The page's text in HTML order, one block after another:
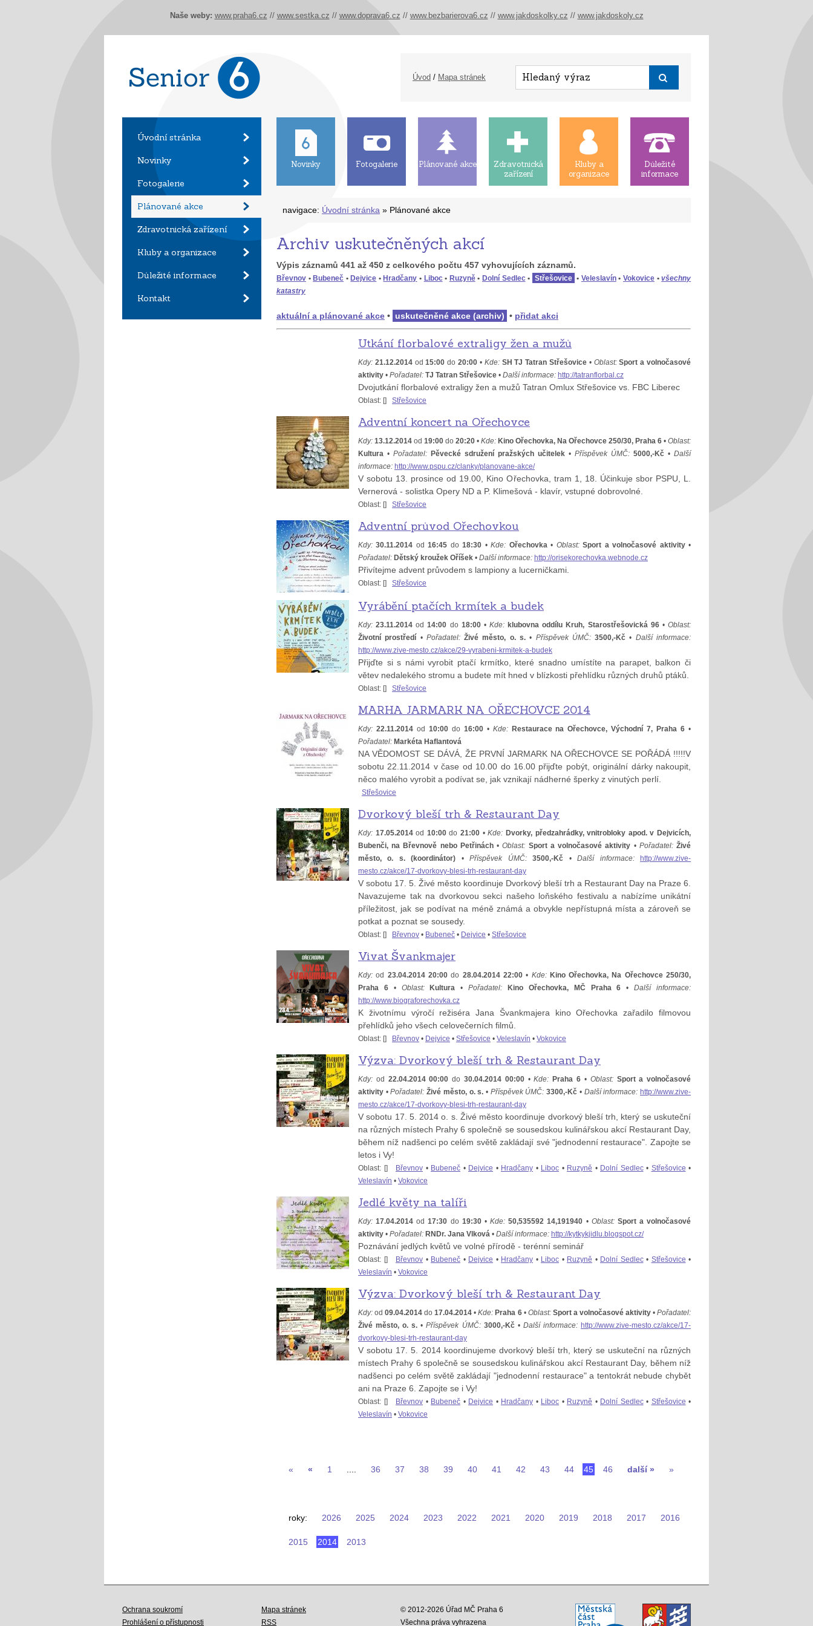
Úvod / Mapa stránek
Úvodní stránka
Novinky
Fotogalerie
Plánované akce
Zdravotnická zařízení
Kluby a organizace
Důležité informace
Kontakt
Novinky Fotogalerie Plánované akce
Zdravotnická
zařízení
Kluby a
organizace
Důležité
informace
navigace: Úvodní stránka » Plánované akce
Archiv uskutečněných akcí
Výpis záznamů 441 až 450 z celkového počtu 457 vyhovujících záznamů.
Břevnov •Bubeneč •Dejvice •Hradčany • Liboc• Ruzyně• Dolní Sedlec• Střešovice • Veleslavín• Vokovice•všechny
katastry
aktuální a plánované akce • uskutečněné akce (archiv) • přidat akci
Utkání florbalové extraligy žen a mužů
Kdy: 21.12.2014od15:00 do20:00 • Kde: SH TJ Tatran Střešovice• Oblast: Sport a volnočasové
aktivity • Pořadatel: TJ Tatran Střešovice • Další informace: http://tatranflorbal.cz
Dvojutkání florbalové extraligy žen a mužů Tatran Omlux Střešovice vs. FBC Liberec
Oblast: [] Střešovice
Adventní koncert na Ořechovce
Kdy: 13.12.2014 od 19:00 do 20:20 • Kde: Kino Ořechovka, Na Ořechovce 250/30, Praha 6 • Oblast:
Kultura • Pořadatel: Pěvecké sdružení pražských učitelek • Příspěvek ÚMČ: 5000,-Kč • Další
informace: http://www.pspu.cz/clanky/planovane-akce/
V sobotu 13. prosince od 19.00, Kino Ořechovka, tram 1, 18. Účinkuje sbor PSPU, L.
Vernerová - solistka Opery ND a P. Klimešová - klavír, vstupné dobrovolné.
Oblast: [] Střešovice
Adventní průvod Ořechovkou
Kdy: 30.11.2014 od16:45 do18:30 •Kde: Ořechovka • Oblast: Sport a volnočasové aktivity•
Pořadatel: Dětský kroužek Oříšek • Další informace: http://orisekorechovka.webnode.cz
Přivítejme advent průvodem s lampiony a lucerničkami.
Oblast: [] Střešovice
Vyrábění ptačích krmítek a budek
Kdy: 23.11.2014 od14:00 do 18:00•Kde: klubovna oddílu Kruh, Starostřešovická 96•Oblast:
Životní prostředí • Pořadatel: Živé město, o. s. • Příspěvek ÚMČ: 3500,-Kč • Další informace:
http://www.zive-mesto.cz/akce/29-vyrabeni-krmitek-a-budek
Přijďte si s námi vyrobit ptačí krmítko, které snadno umístíte na parapet, balkon či
větev nedalekého stromu a budete mít hned v blízkosti přehlídku různých druhů ptáků.
Oblast: [] Střešovice
MARHA JARMARK NA OŘECHOVCE 2014
Kdy: 22.11.2014od 10:00do 16:00• Kde: Restaurace na Ořechovce, Východní 7, Praha 6 •
Pořadatel: Markéta Haflantová
NA VĚDOMOST SE DÁVÁ, ŽE PRVNÍ JARMARK NA OŘECHOVCE SE POŘÁDÁ !!!!!V
sobotu 22.11.2014 v čase od 10.00 do 16.00 přijďte pobýt, originální dárky nakoupit,
něco malého vyrobit a podívat se, jak vznikají nádherné šperky z vinutých perlí.
Střešovice
Dvorkový bleší trh & Restaurant Day
Kdy: 17.05.2014od 10:00do21:00 •Kde: Dvorky, předzahrádky, vnitrobloky apod. v Dejvicích,
Bubenči, na Břevnově nebo Petřinách•Oblast: Sport a volnočasové aktivity • Pořadatel: Živé
město, o. s. (koordinátor) •Příspěvek ÚMČ: 3500,-Kč •Další informace:
http://www.zive-
mesto.cz/akce/17-dvorkovy-blesi-trh-restaurant-day
V sobotu 17. 5. Živé město koordinuje Dvorkový bleší trh a Restaurant Day na Praze 6.
Navazujeme tak na dvorkovou sekci našeho loňského festivalu a nabízíme unikátní
příležitost, jak se podívat na méně známá a obvykle nepřístupná místa a zároveň se
potkat a poznat se sousedy.
Oblast: [] Břevnov • Bubeneč • Dejvice • Střešovice
Vivat Švankmajer
Kdy: od 23.04.2014 20:00do 28.04.2014 22:00• Kde: Kino Ořechovka, Na Ořechovce 250/30,
Praha 6• Oblast: Kultura •Pořadatel: Kino Ořechovka, MČ Praha 6 •Další informace:
http://www.biograforechovka.cz
K životnímu výročí režiséra Jana Švankmajera kino Ořechovka zařadilo filmovou
přehlídků jeho všech celovečerních filmů.
Oblast: [] Břevnov • Dejvice • Střešovice • Veleslavín • Vokovice
Výzva: Dvorkový bleší trh & Restaurant Day
Kdy: od 22.04.2014 00:00 do30.04.2014 00:00•Kde: Praha 6 • Oblast: Sport a volnočasové
aktivity •Pořadatel: Živé město, o. s. • Příspěvek ÚMČ: 3300,-Kč • Další informace: http://www.zive-
mesto.cz/akce/17-dvorkovy-blesi-trh-restaurant-day
V sobotu 17. 5. 2014 o. s. Živé město koordinuje dvorkový bleší trh, který se uskuteční
na různých místech Prahy 6 společně se sousedskou kulinářskou akcí Restaurant Day,
během níž nadšenci po celém světě zakládají své "jednodenní restaurace". Zapojte se
letos i Vy!
Oblast: [] Břevnov • Bubeneč • Dejvice • Hradčany • Liboc • Ruzyně • Dolní Sedlec• Střešovice •
Veleslavín • Vokovice
Jedlé květy na talíři
Kdy: 17.04.2014 od17:30 do 19:30•Kde: 50,535592 14,191940 • Oblast: Sport a volnočasové
aktivity • Pořadatel: RNDr. Jana Vlková • Další informace: http://kytkykjidlu.blogspot.cz/
Poznávání jedlých květů ve volné přírodě - terénní seminář
Oblast: [] Břevnov • Bubeneč • Dejvice • Hradčany • Liboc • Ruzyně • Dolní Sedlec• Střešovice •
Veleslavín • Vokovice
Výzva: Dvorkový bleší trh & Restaurant Day
Kdy: od09.04.2014 do17.04.2014 •Kde: Praha 6• Oblast: Sport a volnočasové aktivity• Pořadatel:
Živé město, o. s. •Příspěvek ÚMČ: 3000,-Kč• Další informace: http://www.zive-mesto.cz/akce/17-
dvorkovy-blesi-trh-restaurant-day
V sobotu 17. 5. 2014 koordinujeme dvorkový bleší trh, který se uskuteční na různých
místech Prahy 6 společně se sousedskou kulinářskou akcí Restaurant Day, během níž
nadšenci po celém světě zakládají "jednodenní restaurace" a tentokrát nebude chybět
ani na Praze 6. Zapojte se i Vy!
Oblast: [] Břevnov • Bubeneč • Dejvice • Hradčany • Liboc • Ruzyně • Dolní Sedlec• Střešovice •
Veleslavín • Vokovice
« « 1 36 37 38 39 40 41 42 43 44 45 46 další » »
roky: 2026 2025 2024 2023 2022 2021 2020 2019 2018 2017 2016
2015 2014 2013
Ochrana soukromí
Prohlášení o přístupnosti
Mapa stránek
RSS
© 2012-2026 Úřad MČ Praha 6
Všechna práva vyhrazena
Naše weby: www.praha6.cz // www.sestka.cz // www.doprava6.cz // www.bezbarierova6.cz // www.jakdoskolky.cz // www.jakdoskoly.cz